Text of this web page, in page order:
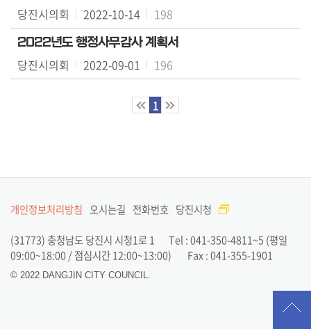
시
민
참
여
활
동
정
보
공
당진시의회 2022-10-14 198
2022년도 행정사무감사 계획서
당진시의회 2022-09-01 196
1
개인정보처리방침 오시는길 전화번호 당진시청
(31773) 충청남도 당진시 시청1로 1
Tel : 041-350-4811~5 (평일
09:00~18:00 / 점심시간 12:00~13:00)
Fax : 041-355-1901
© 2022 DANGJIN CITY COUNCIL.